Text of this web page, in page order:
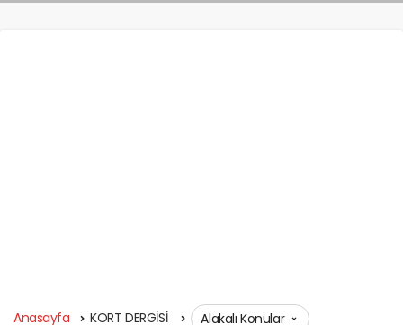
Anasayfa KORT DERGİSİ Alakalı Konular